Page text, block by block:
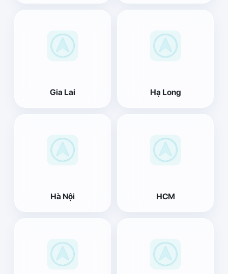
Gia Lai Hạ Long
Hà Nội HCM